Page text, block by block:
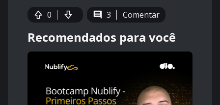
0 3 Comentar
Recomendados para você